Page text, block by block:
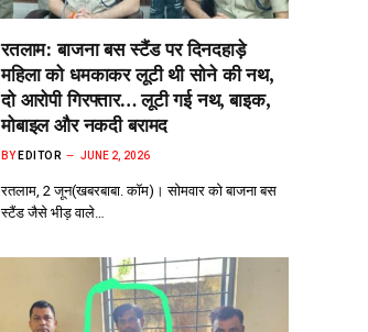
रतलाम: बाजना बस स्टैंड पर दिनदहाड़े
महिला को धमकाकर लूटी थी सोने की नथ,
दो आरोपी गिरफ्तार… लूटी गई नथ, बाइक,
मोबाइल और नकदी बरामद
BY EDITOR JUNE 2, 2026
रतलाम, 2 जून(खबरबाबा. कॉम)। सोमवार को बाजना बस
स्टैंड जैसे भीड़‌ वाले…